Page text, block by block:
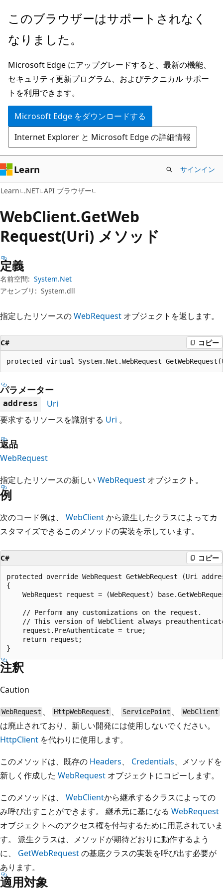
メ
ン
ン
テ
ン
ツ
に
ス
キ
ッ
プ
ペ
ジ
ナ
ビ
ゲ
ー
シ
ョ
ン
に
ス
キ
ッ
プ
このブラウザーはサポートされなく
なりました。
Microsoft Edge にアップグレードすると、最新の機能、
セキュリティ更新プログラム、およびテクニカル サポー
トを利用できます。
Microsoft Edge をダウンロードする
Internet Explorer と Microsoft Edge の詳細情報
Learn サインイン
Learn .NET API ブラウザー
WebClient.GetWeb
Request(Uri) メソッド
定義
名前空間: System.Net
アセンブリ: System.dll
指定したリソースのWebRequest オブジェクトを返します。
C# コピー
protected virtual System.Net.WebRequest
パラメーター
address
Uri
要求するリソースを識別する Uri 。
返品
WebRequest
指定したリソースの新しい WebRequest オブジェクト。
例
次のコード例は、 WebClientから派生したクラスによってカ
スタマイズできるこのメソッドの実装を示しています。
C# コピー
protected override WebRequest GetWebRequest (Uri
{
WebRequest request = (WebRequest)
    // Perform any customizations on the request.
// This version of WebClient always
    request.PreAuthenticate = true;
    return request;
注釈
Caution
WebRequest 、 HttpWebRequest 、 ServicePoint 、 WebClient
は廃止されており、新しい開発には使用しないでください。
HttpClient を代わりに使用します。
このメソッドは、既存の Headers、 Credentials、メソッドを
新しく作成した WebRequest オブジェクトにコピーします。
このメソッドは、 WebClientから継承するクラスによっての
み呼び出すことができます。 継承元に基になる WebRequest
オブジェクトへのアクセス権を付与するために用意されていま
す。 派生クラスは、メソッドが期待どおりに動作するよう
に、 GetWebRequestの基底クラスの実装を呼び出す必要が
あります。
適用対象